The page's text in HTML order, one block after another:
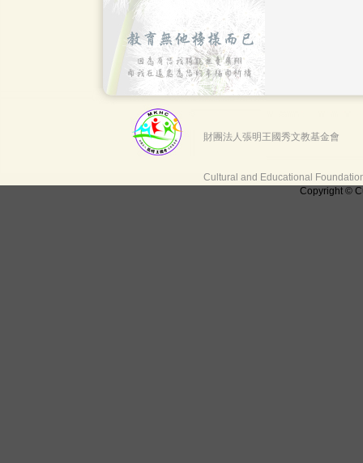
財團法人張明王國秀文教基金會
Cultural and Educational
Copyright ©